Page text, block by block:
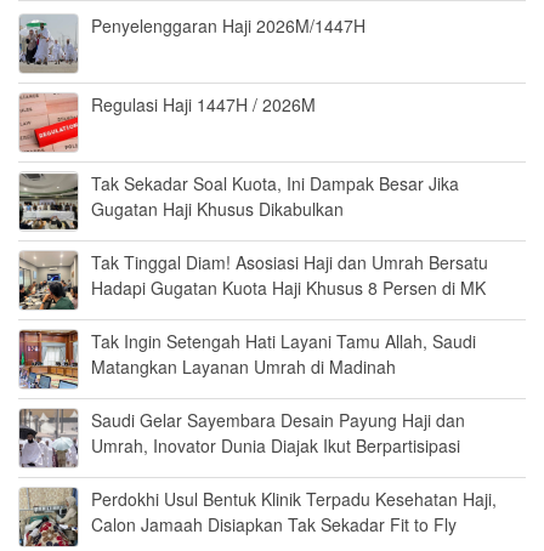
Penyelenggaran Haji 2026M/1447H
Regulasi Haji 1447H / 2026M
Tak Sekadar Soal Kuota, Ini Dampak Besar Jika
Gugatan Haji Khusus Dikabulkan
Tak Tinggal Diam! Asosiasi Haji dan Umrah Bersatu
Hadapi Gugatan Kuota Haji Khusus 8 Persen di MK
Tak Ingin Setengah Hati Layani Tamu Allah, Saudi
Matangkan Layanan Umrah di Madinah
Saudi Gelar Sayembara Desain Payung Haji dan
Umrah, Inovator Dunia Diajak Ikut Berpartisipasi
Perdokhi Usul Bentuk Klinik Terpadu Kesehatan Haji,
Calon Jamaah Disiapkan Tak Sekadar Fit to Fly